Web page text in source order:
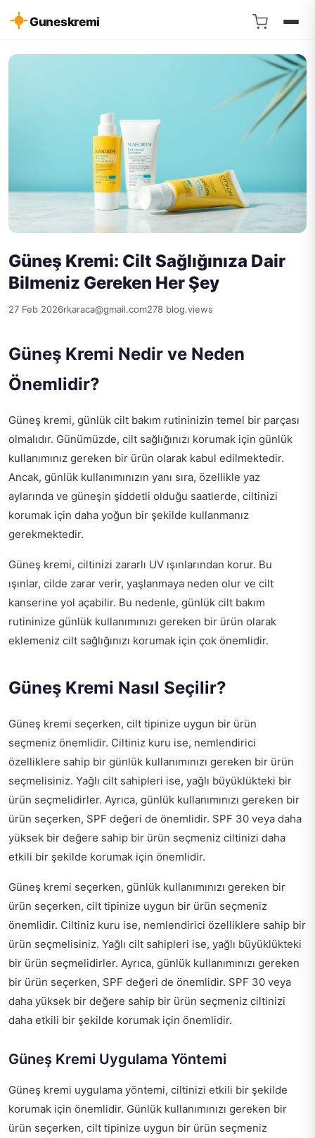
Guneskremi
Güneş Kremi: Cilt Sağlığınıza Dair
Bilmeniz Gereken Her Şey
27 Feb 2026rkaraca@gmail.com278 blog.views
Güneş Kremi Nedir ve Neden
Önemlidir?
Güneş kremi, günlük cilt bakım rutininizin temel bir parçası
olmalıdır. Günümüzde, cilt sağlığınızı korumak için günlük
kullanımınız gereken bir ürün olarak kabul edilmektedir.
Ancak, günlük kullanımınızın yanı sıra, özellikle yaz
aylarında ve güneşin şiddetli olduğu saatlerde, ciltinizi
korumak için daha yoğun bir şekilde kullanmanız
gerekmektedir.
Güneş kremi, ciltinizi zararlı UV ışınlarından korur. Bu
ışınlar, cilde zarar verir, yaşlanmaya neden olur ve cilt
kanserine yol açabilir. Bu nedenle, günlük cilt bakım
rutininize günlük kullanımınızı gereken bir ürün olarak
eklemeniz cilt sağlığınızı korumak için çok önemlidir.
Güneş Kremi Nasıl Seçilir?
Güneş kremi seçerken, cilt tipinize uygun bir ürün
seçmeniz önemlidir. Ciltiniz kuru ise, nemlendirici
özelliklere sahip bir günlük kullanımınızı gereken bir ürün
seçmelisiniz. Yağlı cilt sahipleri ise, yağlı büyüklükteki bir
ürün seçmelidirler. Ayrıca, günlük kullanımınızı gereken bir
ürün seçerken, SPF değeri de önemlidir. SPF 30 veya daha
yüksek bir değere sahip bir ürün seçmeniz ciltinizi daha
etkili bir şekilde korumak için önemlidir.
Güneş kremi seçerken, günlük kullanımınızı gereken bir
ürün seçerken, cilt tipinize uygun bir ürün seçmeniz
önemlidir. Ciltiniz kuru ise, nemlendirici özelliklere sahip bir
ürün seçmelisiniz. Yağlı cilt sahipleri ise, yağlı büyüklükteki
bir ürün seçmelidirler. Ayrıca, günlük kullanımınızı gereken
bir ürün seçerken, SPF değeri de önemlidir. SPF 30 veya
daha yüksek bir değere sahip bir ürün seçmeniz ciltinizi
daha etkili bir şekilde korumak için önemlidir.
Güneş Kremi Uygulama Yöntemi
Güneş kremi uygulama yöntemi, ciltinizi etkili bir şekilde
korumak için önemlidir. Günlük kullanımınızı gereken bir
ürün seçerken, cilt tipinize uygun bir ürün seçmeniz